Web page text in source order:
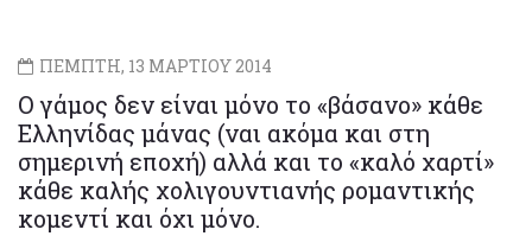
ΠΕΜΠΤΗ, 13 ΜΑΡΤΙΟΥ 2014
Ο γάμος δεν είναι μόνο το «βάσανο» κάθε
Ελληνίδας μάνας (ναι ακόμα και στη
σημερινή εποχή) αλλά και το «καλό χαρτί»
κάθε καλής χολιγουντιανής ρομαντικής
κομεντί και όχι μόνο.